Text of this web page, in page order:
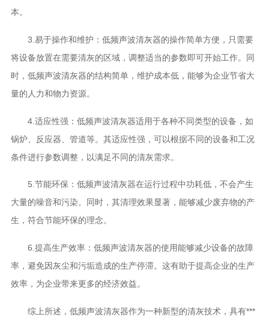
本。
3.易于操作和维护：低频声波清灰器的操作简单方便，只需要
将设备放置在需要清灰的区域，调整适当的参数即可开始工作。同
时，低频声波清灰器的结构简单，维护成本低，能够为企业节省大
量的人力和物力资源。
4.适应性强：低频声波清灰器适用于各种不同类型的设备，如
锅炉、反应器、管道等。其适应性强，可以根据不同的设备和工况
条件进行参数调整，以满足不同的清灰需求。
5.节能环保：低频声波清灰器在运行过程中功耗低，不会产生
大量的噪音和污染。同时，其清理效果显著，能够减少废弃物的产
生，符合节能环保的理念。
6.提高生产效率：低频声波清灰器的使用能够减少设备的故障
率，避免因灰尘和污垢造成的生产停滞。这有助于提高企业的生产
效率，为企业带来更多的经济效益。
综上所述，低频声波清灰器作为一种新型的清灰技术，具有***